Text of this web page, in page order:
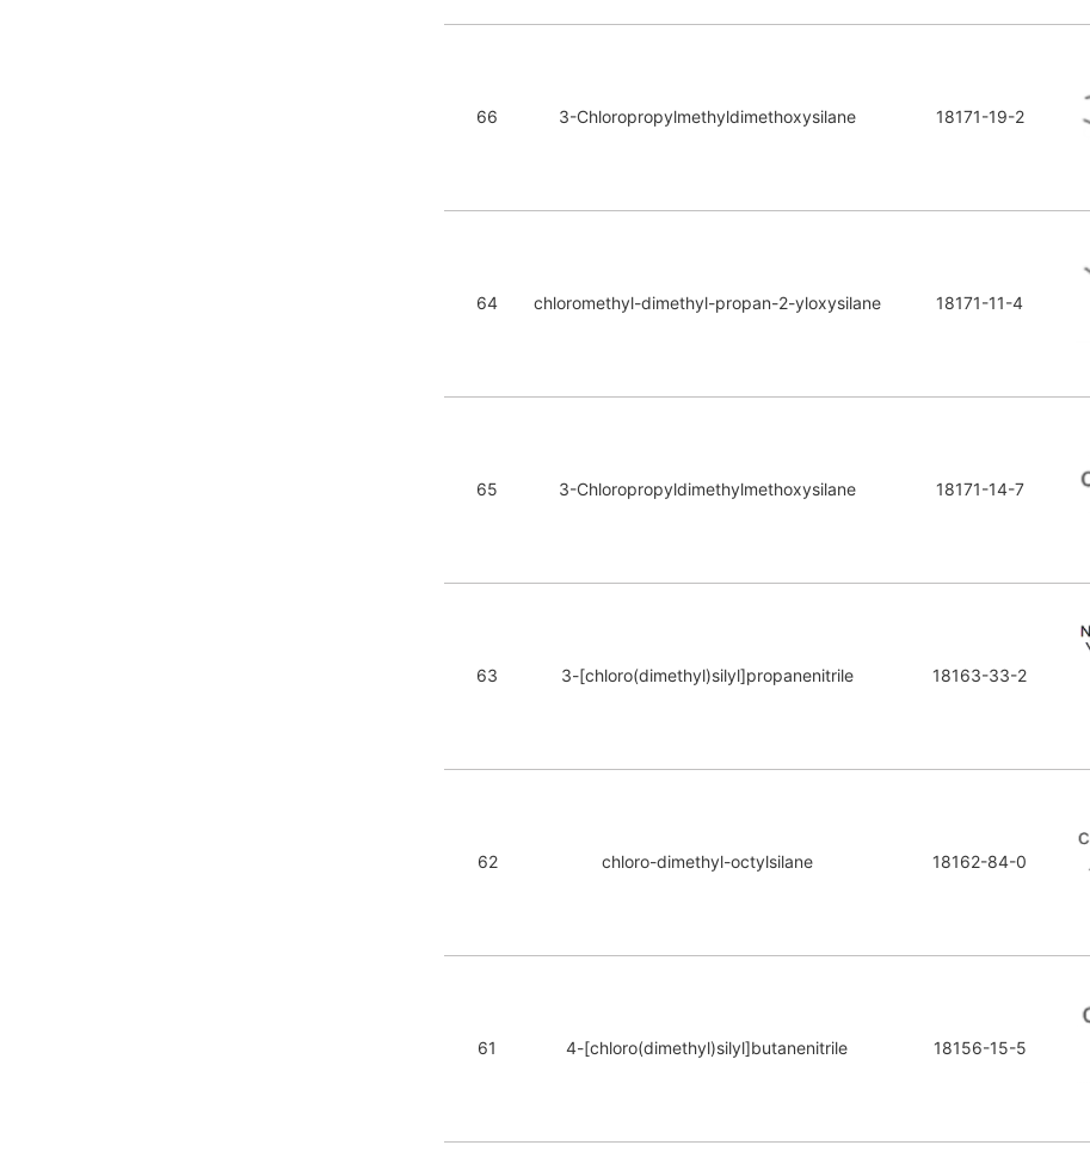
66 3-Chloropropylmethyldimethoxysilane 18171-19-2
64 chloromethyl-dimethyl-propan-2-yloxysilane 18171-11-4
65 3-Chloropropyldimethylmethoxysilane 18171-14-7
63 3-[chloro(dimethyl)silyl]propanenitrile 18163-33-2
62 chloro-dimethyl-octylsilane 18162-84-0
61 4-[chloro(dimethyl)silyl]butanenitrile 18156-15-5